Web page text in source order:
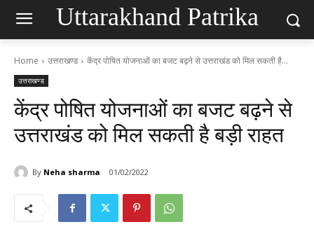
Uttarakhand Patrika
Home उत्तराखण्ड केंद्र पोषित योजनाओं का बजट बढ़ने से उत्तराखंड को मिल सकती है...
उत्तराखण्ड
केंद्र पोषित योजनाओं का बजट बढ़ने से
उत्तराखंड को मिल सकती है बड़ी राहत
By Neha sharma 01/02/2022